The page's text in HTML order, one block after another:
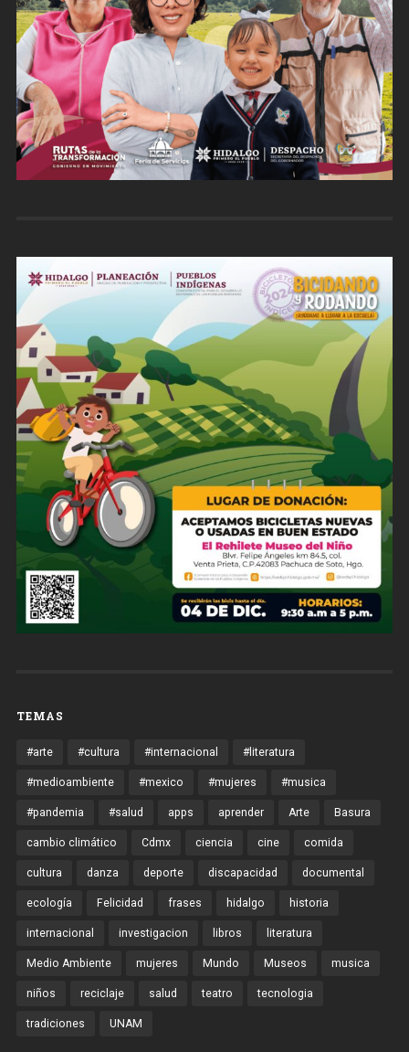
TEMAS
#arte #cultura #internacional #literatura
#medioambiente #mexico #mujeres #musica
#pandemia #salud apps aprender Arte Basura
cambio climático Cdmx ciencia cine comida
cultura danza deporte discapacidad documental
ecología Felicidad frases hidalgo historia
internacional investigacion libros literatura
Medio Ambiente mujeres Mundo Museos musica
niños reciclaje salud teatro tecnologia
tradiciones UNAM